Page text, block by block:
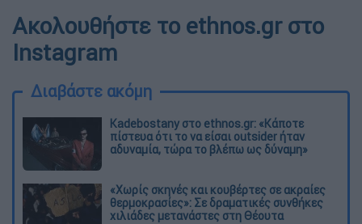
Ακολουθήστε το ethnos.gr στο
Instagram
Διαβάστε ακόμη
Kadebostany στο ethnos.gr: «Κάποτε
πίστευα ότι το να είσαι outsider ήταν
αδυναμία, τώρα το βλέπω ως δύναμη»
«Χωρίς σκηνές και κουβέρτες σε ακραίες
θερμοκρασίες»: Σε δραματικές συνθήκες
χιλιάδες μετανάστες στη Θέουτα